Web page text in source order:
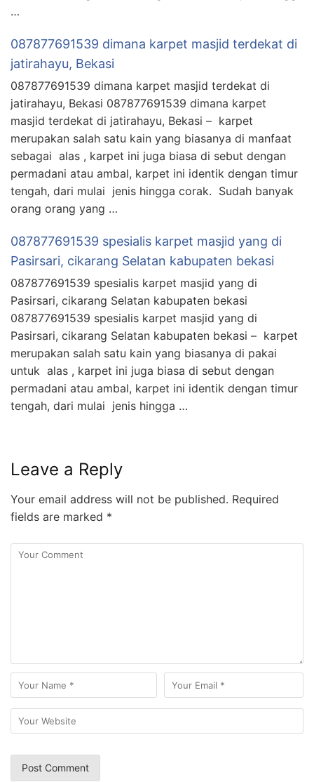
…
087877691539 dimana karpet masjid terdekat di
jatirahayu, Bekasi
087877691539 dimana karpet masjid terdekat di
jatirahayu, Bekasi 087877691539 dimana karpet
masjid terdekat di jatirahayu, Bekasi – karpet
merupakan salah satu kain yang biasanya di manfaat
sebagai alas , karpet ini juga biasa di sebut dengan
permadani atau ambal, karpet ini identik dengan timur
tengah, dari mulai jenis hingga corak. Sudah banyak
orang orang yang …
087877691539 spesialis karpet masjid yang di
Pasirsari, cikarang Selatan kabupaten bekasi
087877691539 spesialis karpet masjid yang di
Pasirsari, cikarang Selatan kabupaten bekasi
087877691539 spesialis karpet masjid yang di
Pasirsari, cikarang Selatan kabupaten bekasi – karpet
merupakan salah satu kain yang biasanya di pakai
untuk alas , karpet ini juga biasa di sebut dengan
permadani atau ambal, karpet ini identik dengan timur
tengah, dari mulai jenis hingga …
Leave a Reply
Your email address will not be published. Required
fields are marked *